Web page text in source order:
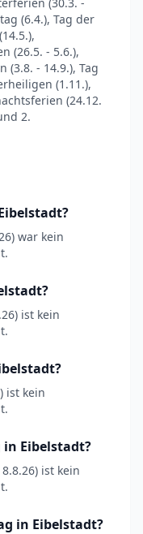
(6.4.), Tag der
(26.5. - 5.6.),
(3.8. - 14.9.), Tag
(1.11.),
(24.12.
2.
war kein
ist kein
ist kein
Eibelstadt?
ist kein
in Eibelstadt?